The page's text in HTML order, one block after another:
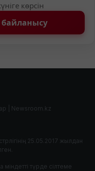
көрсін
| Newsroom.kz
25.05.2017 жылдан
түрде сілтеме